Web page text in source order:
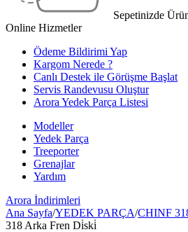
Sepetinizde
Online Hizmetler
Ödeme Bildirimi Yap
Kargom Nerede ?
Canlı Destek ile Görüşme Başlat
Servis Randevusu Oluştur
Arora Yedek Parça Listesi
Modeller
Yedek Parça
Treeporter
Grenajlar
Yardım
Arora İndirimleri
Ana Sayfa/YEDEK PARÇA/CHINF
318 Arka Fren Di̇ski̇